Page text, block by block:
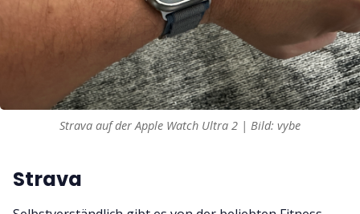
Strava auf der Apple Watch Ultra 2 | Bild: vybe
Strava